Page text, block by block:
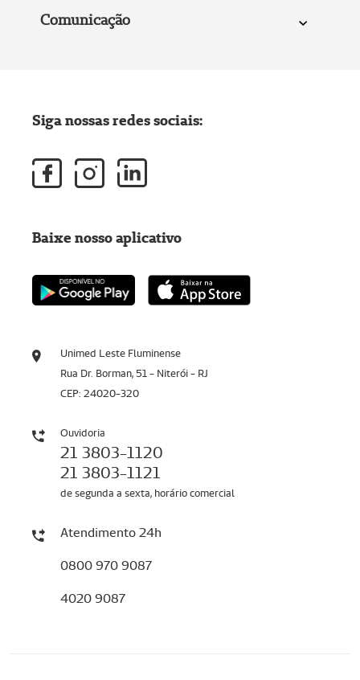
Comunicação
Unimed Leste Fluminense
Rua Dr. Borman, 51 - Niterói - RJ
CEP: 24020-320
Ouvidoria
21 3803-1120
21 3803-1121
de segunda a sexta, horário comercial
Atendimento 24h
0800 970 9087
4020 9087
Siga nossas redes sociais:
Baixe nosso aplicativo